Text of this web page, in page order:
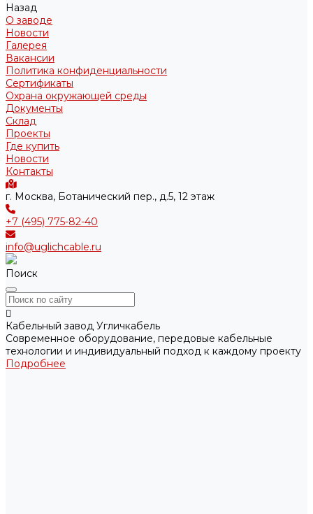
Назад
О заводе
Новости
Галерея
Вакансии
Политика конфиденциальности
Сертификаты
Охрана окружающей среды
Документы
Склад
Проекты
Где купить
Новости
Контакты
г. Москва, Ботанический пер., д.5, 12 этаж
+7 (495) 775-82-40
info@uglichcable.ru
Поиск
Кабельный завод Угличкабель
Современное оборудование, передовые кабельные
технологии и индивидуальный подход к каждому проекту
Подробнее